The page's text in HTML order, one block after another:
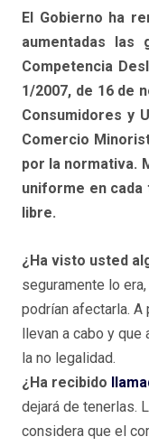
El Gobierno ha
aumentadas las
Competencia
1/2007, de 16 de
Consumidores y
Comercio
por la normativa.
uniforme en cada
libre.
¿Ha visto usted
seguramente lo
podrían afectarla. A
llevan a cabo y
la no legalidad.
¿Ha recibido
dejará de tenerlas.
considera que el